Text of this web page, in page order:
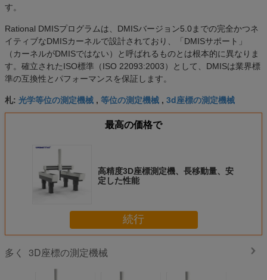
す。
Rational DMISプログラムは、DMISバージョン5.0までの完全かつネ
イティブなDMISカーネルで設計されており、「DMISサポート」
（カーネルがDMISではない）と呼ばれるものとは根本的に異なりま
す。確立されたISO標準（ISO 22093:2003）として、DMISは業界標
準の互換性とパフォーマンスを保証します。
札: 光学等位の測定機械 , 等位の測定機械 , 3d座標の測定機械
最高の価格で
高精度3D座標測定機、長移動量、安
定した性能
続行
多く 3D座標の測定機械